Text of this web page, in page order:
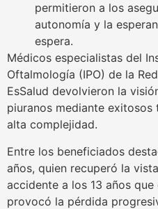
permitieron a los
autonomía y la
espera.
Médicos especialistas del
Oftalmología (IPO) de la
EsSalud devolvieron la
piuranos mediante
alta complejidad.
Entre los beneficiados
años, quien recuperó la
accidente a los 13 años
provocó la pérdida